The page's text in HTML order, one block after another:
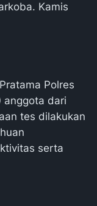
Kamis
Polres
anggota dari
tes dilakukan
serta